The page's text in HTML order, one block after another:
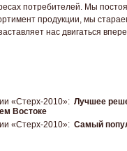
потребителей. Мы
продукции, мы
нас двигаться
«Стерх-2010»: Лучшее
Востоке
«Стерх-2010»: Самый